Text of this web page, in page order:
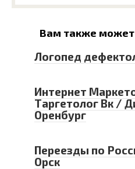
Вам также может
Логопед
Интернет
Таргетолог Вк /
Оренбург
Переезды по
Орск